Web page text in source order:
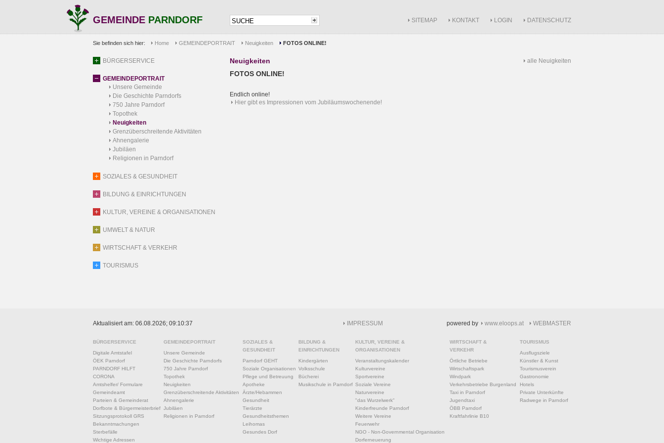
GEMEINDE PARNDORF SITEMAP KONTAKT LOGIN DATENSCHUTZ
Sie befinden sich hier: Home GEMEINDEPORTRAIT Neuigkeiten FOTOS ONLINE!
BÜRGERSERVICE
GEMEINDEPORTRAIT
Unsere Gemeinde
Die Geschichte Parndorfs
750 Jahre Parndorf
Topothek
Neuigkeiten
Grenzüberschreitende Aktivitäten
Ahnengalerie
Jubiläen
Religionen in Parndorf
SOZIALES & GESUNDHEIT
BILDUNG & EINRICHTUNGEN
KULTUR, VEREINE & ORGANISATIONEN
UMWELT & NATUR
WIRTSCHAFT & VERKEHR
TOURISMUS
alle Neuigkeiten
Neuigkeiten
FOTOS ONLINE!
Endlich online!
Hier gibt es Impressionen vom Jubiläumswochenende!
Aktualisiert am: 06.08.2026; 09:10:37 IMPRESSUM powered by www.eloops.at WEBMASTER
BÜRGERSERVICE
Digitale Amtstafel
ÖEK Parndorf
PARNDORF HILFT
CORONA
Amtshelfer/ Formulare
Gemeindeamt
Parteien & Gemeinderat
Dorfbote & Bürgermeisterbrief
Sitzungsprotokoll GRS
Bekanntmachungen
Sterbefälle
Wichtige Adressen
GEMEINDEPORTRAIT
Unsere Gemeinde
Die Geschichte Parndorfs
750 Jahre Parndorf
Topothek
Neuigkeiten
Grenzüberschreitende Aktivitäten
Ahnengalerie
Jubiläen
Religionen in Parndorf
SOZIALES &
GESUNDHEIT
Parndorf GEHT
Soziale Organisationen
Pflege und Betreuung
Apotheke
Ärzte/Hebammen
Gesundheit
Tierärzte
Gesundheitsthemen
Leihomas
Gesundes Dorf
BILDUNG &
EINRICHTUNGEN
Kindergärten
Volksschule
Bücherei
Musikschule in Parndorf
KULTUR, VEREINE &
ORGANISATIONEN
Veranstaltungskalender
Kulturvereine
Sportvereine
Soziale Vereine
Naturvereine
"das Wurzelwerk"
Kinderfreunde Parndorf
Weitere Vereine
Feuerwehr
NGO - Non-Governmental Organisation
Dorferneuerung
WIRTSCHAFT &
VERKEHR
Örtliche Betriebe
Wirtschaftspark
Windpark
Verkehrsbetriebe Burgenland
Taxi in Parndorf
Jugendtaxi
ÖBB Parndorf
Kraftfahrlinie B10
TOURISMUS
Ausflugsziele
Künstler & Kunst
Tourismusverein
Gastronomie
Hotels
Private Unterkünfte
Radwege in Parndorf